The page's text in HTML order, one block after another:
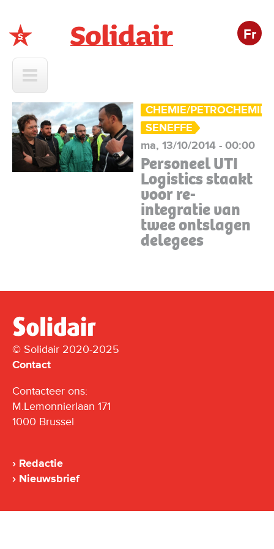
Fr
CHEMIE/PETROCHEMIE
SENEFFE
ma, 13/10/2014 - 00:00
Personeel UTI
Logistics staakt
voor re-
integratie van
twee ontslagen
delegees
© Solidair 2020-2025
Contact
Contacteer ons:
M.Lemonnierlaan 171
1000 Brussel
Redactie
Nieuwsbrief